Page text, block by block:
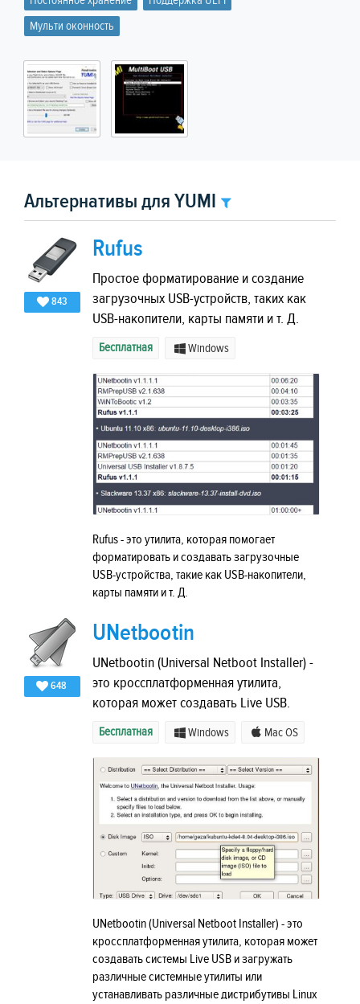
Мульти оконность
Альтернативы для YUMI
843
Rufus
Простое форматирование и создание
загрузочных USB-устройств, таких как
USB-накопители, карты памяти и т. Д.
Бесплатная Windows
Rufus - это утилита, которая помогает
форматировать и создавать загрузочные
USB-устройства, такие как USB-накопители,
карты памяти и т. Д.
648
UNetbootin
UNetbootin (Universal Netboot Installer) -
это кроссплатформенная утилита,
которая может создавать Live USB.
Бесплатная Windows Mac OS
UNetbootin (Universal Netboot Installer) - это
кроссплатформенная утилита, которая может
создавать системы Live USB и загружать
различные системные утилиты или
устанавливать различные дистрибутивы Linux